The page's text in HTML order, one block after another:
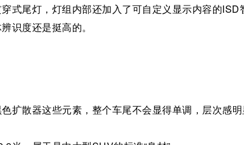
式尾灯，灯组内部还加入了可自定义显示内容的ISD
识度还是挺高的。
扩散器这些元素，整个车尾不会显得单调，层次感明